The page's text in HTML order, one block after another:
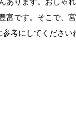
富です。そこで、
考にしてください